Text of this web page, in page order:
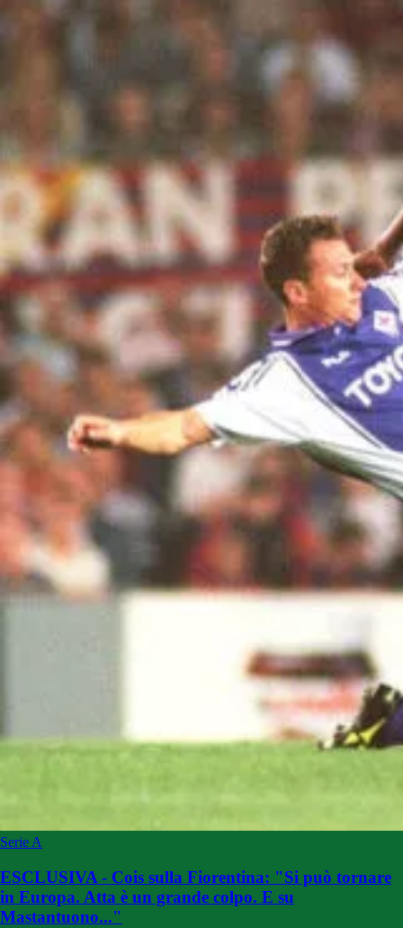
Serie A
ESCLUSIVA - Cois sulla Fiorentina: "Si può tornare
in Europa. Atta è un grande colpo. E su
Mastantuono..."